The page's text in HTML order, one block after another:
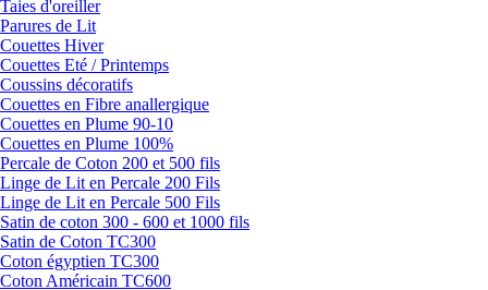
Taies d'oreiller
Parures de Lit
Couettes Hiver
Couettes Eté / Printemps
Coussins décoratifs
Couettes en Fibre anallergique
Couettes en Plume 90-10
Couettes en Plume 100%
Percale de Coton 200 et 500 fils
Linge de Lit en Percale 200 Fils
Linge de Lit en Percale 500 Fils
Satin de coton 300 - 600 et 1000 fils
Satin de Coton TC300
Coton égyptien TC300
Coton Américain TC600